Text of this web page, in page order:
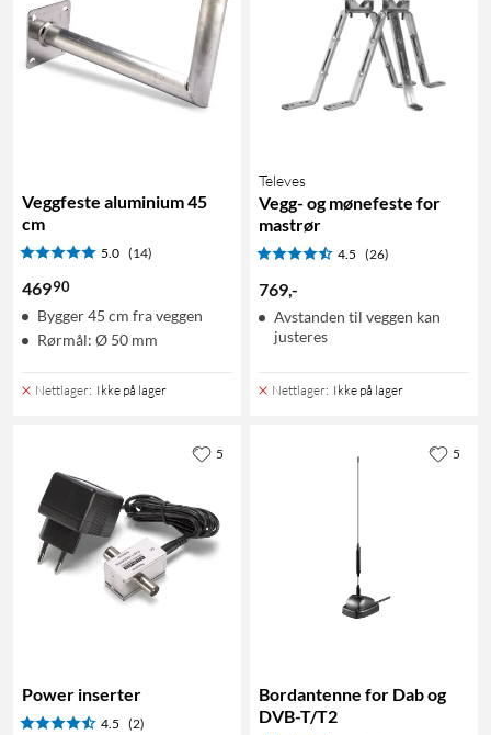
Veggfeste aluminium 45
cm
5.0 (14)
46990
Bygger 45 cm fra veggen
Rørmål: Ø 50 mm
Nettlager: Ikke på lager
Televes
Vegg- og mønefeste for
mastrør
4.5 (26)
769,-
Avstanden til veggen kan
justeres
Nettlager: Ikke på lager
Power inserter
4.5 (2)
5
Bordantenne for Dab og
DVB-T/T2
5